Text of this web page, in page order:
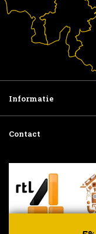
Informatie
Contact